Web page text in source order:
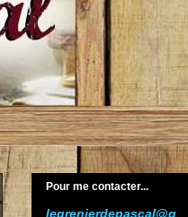
Pour me contacter...
legrenierdepascal@g